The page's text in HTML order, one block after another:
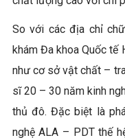
So với các địa chỉ
khám Đa khoa Quốc
như cơ sở vật chất –
sĩ 20 – 30 năm kinh
thủ đô. Đặc biệt là
nghệ ALA – PDT thế